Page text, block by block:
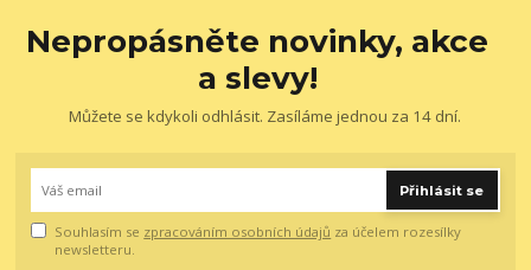
Nepropásněte novinky, akce
a slevy!
Můžete se kdykoli odhlásit. Zasíláme jednou za 14 dní.
Přihlásit se
Souhlasím se zpracováním osobních údajů za účelem rozesílky
newsletteru.